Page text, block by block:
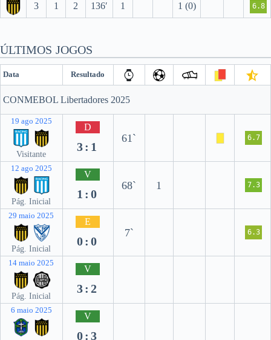
3 1 2 136′ 1 1 (0) 6.8
ÚLTIMOS JOGOS
Data Resultado
CONMEBOL Libertadores 2025
19 ago 2025
Visitante
D
3:1
61` 6.7
12 ago 2025
Pág. Inicial
V
1:0
68` 1 7.3
29 maio 2025
Pág. Inicial
E
0:0
7` 6.3
14 maio 2025
Pág. Inicial
V
3:2
6 maio 2025
V
0:3